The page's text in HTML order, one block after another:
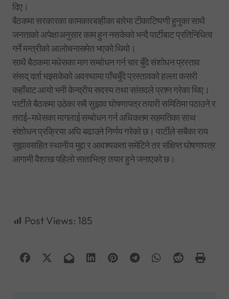
दिए।
बैठकमा सरकारका कामकारबाहीका बारेमा टीकाटिप्पणी हुनुका साथै
जनताको अपेक्षाअनुसार काम हुन नसकेको भन्दै पार्टीबाट प्रतिनिधित्व
गर्ने मन्त्रीको आलोचनासमेत भएको थियो।
साथै बैठकमा मधेसका माग सम्बोधन गर्न चार बुँदे संशोधन प्रस्ताव
संसद् दर्ता भइसकेको अवस्थामा पाँचबुँदे प्रस्तावको हल्ला कसरी
कहाँबाट आयो भनी केन्द्रीय सदस्य तथा सांसदले प्रश्न गरेका थिए।
पार्टीले बैठकमा उठेका सबै सुझाव घोषणापत्र तयारी समितिमा पठाउने र
तराई–मधेसका मागलाई सम्बोधन गर्न अधिकतम सहमतिका साथ
संशोधन प्रक्रिया अघि बढाउने निर्णय गरेको छ। पार्टीले सबैका राय
सुझावसहित स्थानीय मुद्दा र आवश्यकता समेटिने तर संक्षिप्त घोषणापत्र
आगामी वैशाख पहिलो साताभित्र तयार हुने जनाएको छ।
Post Views: 185